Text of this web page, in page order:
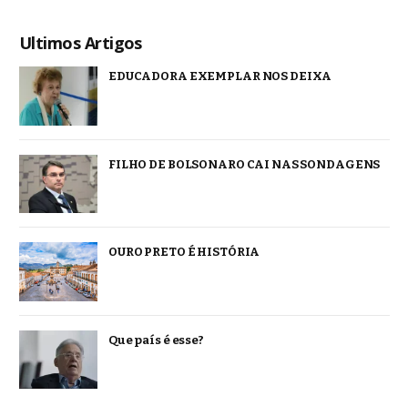
Ultimos Artigos
EDUCADORA EXEMPLAR NOS DEIXA
FILHO DE BOLSONARO CAI NAS SONDAGENS
OURO PRETO É HISTÓRIA
Que país é esse?